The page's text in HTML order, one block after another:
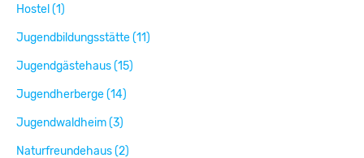
Hostel (1)
Jugendbildungsstätte (11)
Jugendgästehaus (15)
Jugendherberge (14)
Jugendwaldheim (3)
Naturfreundehaus (2)